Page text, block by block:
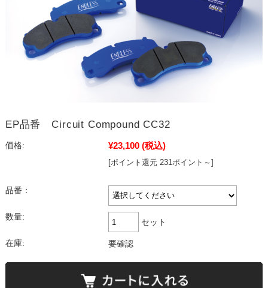
EP品番 Circuit Compound CC32
価格: ¥23,100 (税込)
[ポイント還元 231ポイント～]
品番：
数量:
セット
在庫: 要確認